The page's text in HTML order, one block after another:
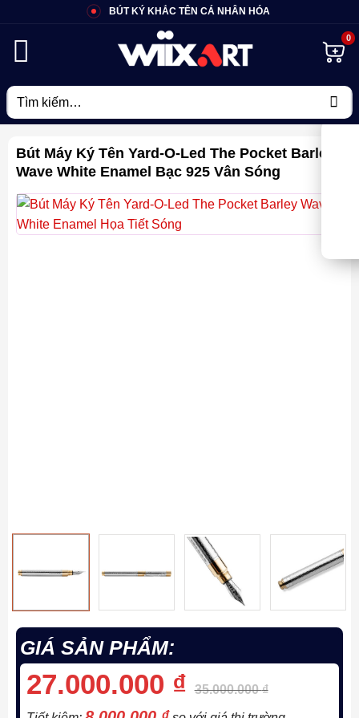
BÚT KÝ KHẮC TÊN CÁ NHÂN HÓA
Tìm
kiếm:
Bút Máy Ký Tên Yard-O-Led The Pocket Barley
Wave White Enamel Bạc 925 Vân Sóng
GIÁ SẢN PHẨM:
27.000.000 ₫ 35.000.000₫